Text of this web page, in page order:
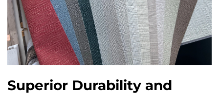
Superior Durability and